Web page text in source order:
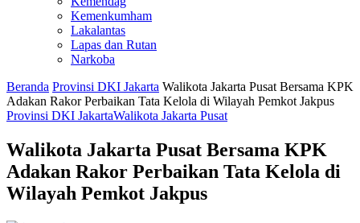
Kemenkumham
Lakalantas
Lapas dan Rutan
Narkoba
Beranda Provinsi DKI Jakarta Walikota Jakarta Pusat Bersama KPK
Adakan Rakor Perbaikan Tata Kelola di Wilayah Pemkot Jakpus
Provinsi DKI JakartaWalikota Jakarta Pusat
Walikota Jakarta Pusat Bersama KPK
Adakan Rakor Perbaikan Tata Kelola di
Wilayah Pemkot Jakpus